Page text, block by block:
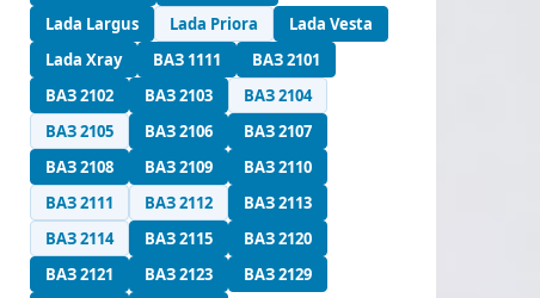
Lada Largus
Lada Priora
Lada Vesta
Lada Xray
ВАЗ 1111
ВАЗ 2101
ВАЗ 2102
ВАЗ 2103
ВАЗ 2104
ВАЗ 2105
ВАЗ 2106
ВАЗ 2107
ВАЗ 2108
ВАЗ 2109
ВАЗ 2110
ВАЗ 2111
ВАЗ 2112
ВАЗ 2113
ВАЗ 2114
ВАЗ 2115
ВАЗ 2120
ВАЗ 2121
ВАЗ 2123
ВАЗ 2129